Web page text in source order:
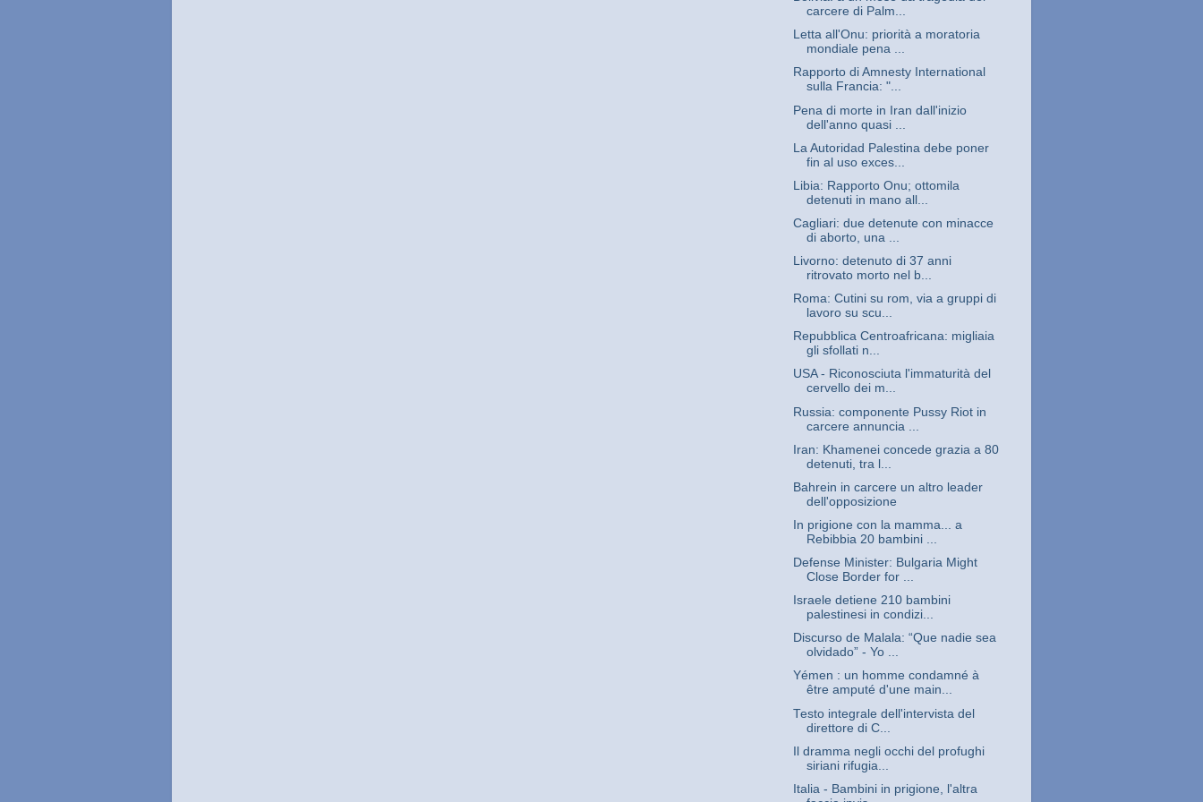
carcere di Palm...
Letta all'Onu: priorità a moratoria
mondiale pena ...
Rapporto di Amnesty International
sulla Francia: "...
Pena di morte in Iran dall'inizio
dell'anno quasi ...
La Autoridad Palestina debe poner
fin al uso exces...
Libia: Rapporto Onu; ottomila
detenuti in mano all...
Cagliari: due detenute con minacce
di aborto, una ...
Livorno: detenuto di 37 anni
ritrovato morto nel b...
Roma: Cutini su rom, via a gruppi di
lavoro su scu...
Repubblica Centroafricana: migliaia
gli sfollati n...
USA - Riconosciuta l'immaturità del
cervello dei m...
Russia: componente Pussy Riot in
carcere annuncia ...
Iran: Khamenei concede grazia a 80
detenuti, tra l...
Bahrein in carcere un altro leader
dell'opposizione
In prigione con la mamma... a
Rebibbia 20 bambini ...
Defense Minister: Bulgaria Might
Close Border for ...
Israele detiene 210 bambini
palestinesi in condizi...
Discurso de Malala: “Que nadie sea
olvidado” - Yo ...
Yémen : un homme condamné à
être amputé d'une main...
Testo integrale dell'intervista del
direttore di C...
Il dramma negli occhi del profughi
siriani rifugia...
Italia - Bambini in prigione, l'altra